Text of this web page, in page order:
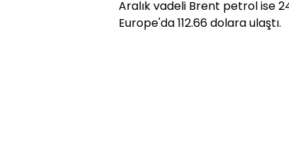
Aralık vadeli Brent petrol ise
Europe'da 112.66 dolara ulaştı.